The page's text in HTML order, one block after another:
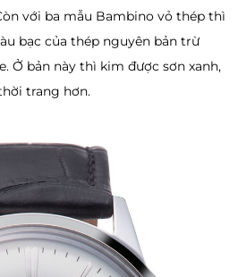
với ba mẫu Bambino vỏ thép thì
bạc của thép nguyên bản trừ
Ở bản này thì kim được sơn xanh,
trang hơn.